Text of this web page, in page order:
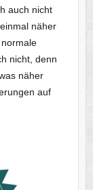
auch nicht
näher
nicht, denn
näher
auf